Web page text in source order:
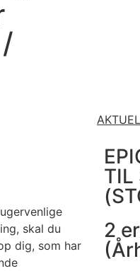
skal du
dig, som har
TIL
2